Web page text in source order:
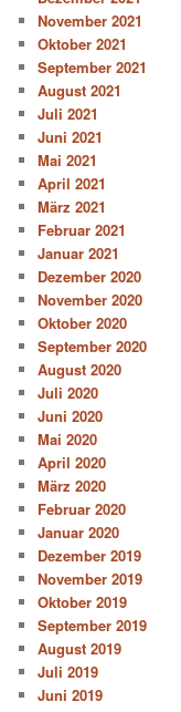
November 2021
Oktober 2021
September 2021
August 2021
Juli 2021
Juni 2021
Mai 2021
April 2021
März 2021
Februar 2021
Januar 2021
Dezember 2020
November 2020
Oktober 2020
September 2020
August 2020
Juli 2020
Juni 2020
Mai 2020
April 2020
März 2020
Februar 2020
Januar 2020
Dezember 2019
November 2019
Oktober 2019
September 2019
August 2019
Juli 2019
Juni 2019